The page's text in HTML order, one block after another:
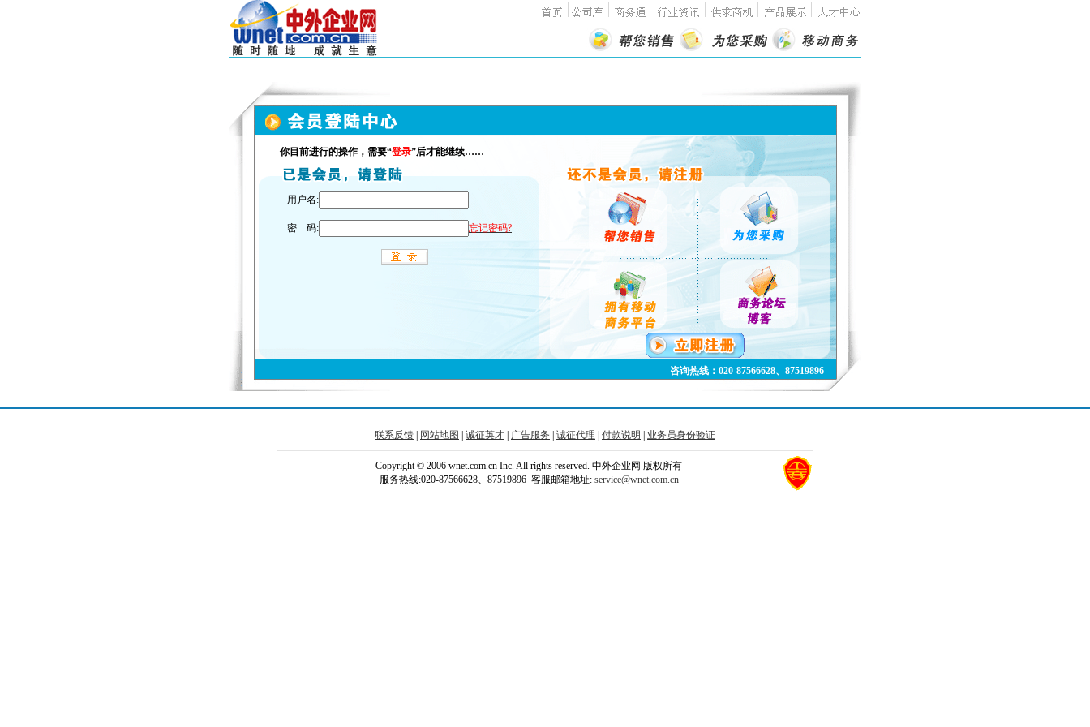
你目前进行的操作，需要“登录”后才能继续……
用户名:
密 码: 忘记密码?
咨询热线：020-87566628、87519896
联系反馈 网站地图 诚征英才 广告服务 诚征代理 付款说明 业务员身份验证
Copyright © 2006 wnet.com.cn Inc. All rights reserved. 中外企业网 版权所有
服务热线:020-87566628、87519896 客服邮箱地址: service@wnet.com.cn